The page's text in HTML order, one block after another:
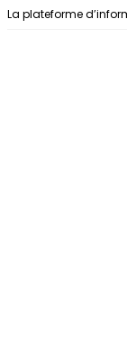
Aller au contenu
La plateforme